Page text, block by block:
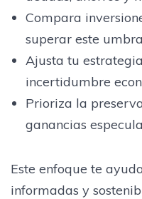
Compara
superar este
Ajusta tu
incertidumbre
Prioriza la
ganancias
Este enfoque te
informadas y